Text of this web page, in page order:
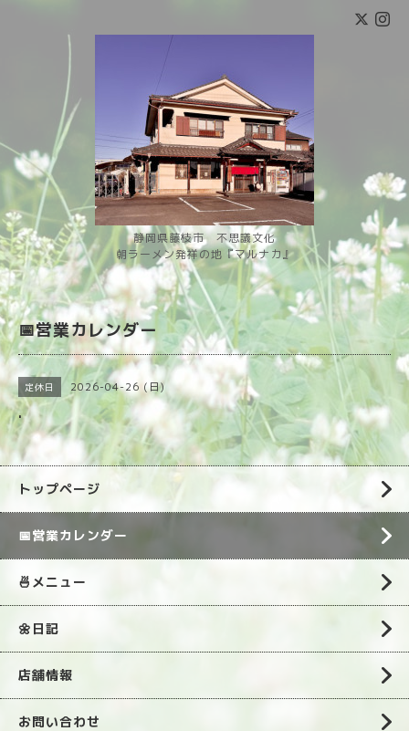
静岡県藤枝市 不思議文化
朝ラーメン発祥の地『マルナカ』
📅営業カレンダー
定休日 2026-04-26 (日)
.
トップページ
📅営業カレンダー
🍜メニュー
🌼日記
店舗情報
お問い合わせ